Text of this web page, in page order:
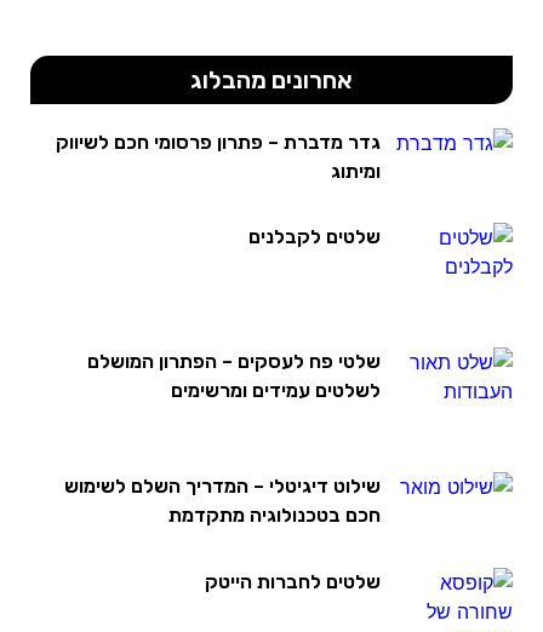
אחרונים מהבלוג
גדר מדברת – פתרון פרסומי חכם לשיווק
ומיתוג
שלטים לקבלנים
שלטי פח לעסקים – הפתרון המושלם
לשלטים עמידים ומרשימים
שילוט דיגיטלי – המדריך השלם לשימוש
חכם בטכנולוגיה מתקדמת
שלטים לחברות הייטק